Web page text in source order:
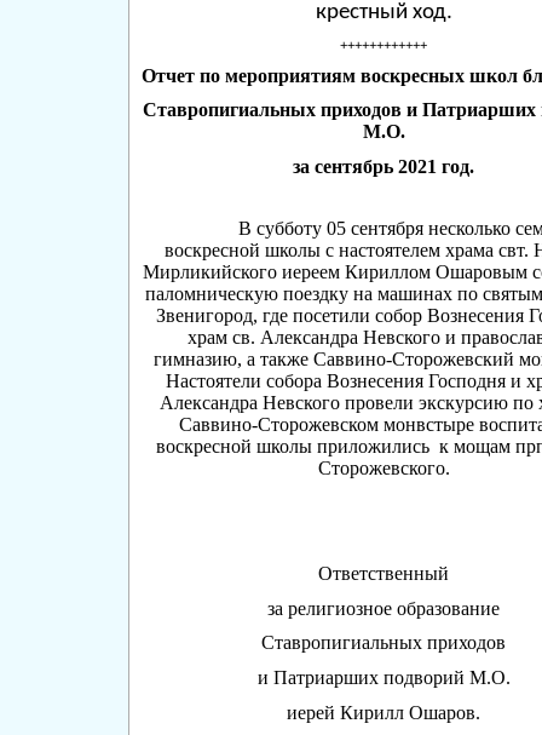
крестный ход.
++++++++++++
Отчет по мероприятиям воскресных школ
Ставропигиальных приходов и Патриарших
М.О.
за сентябрь 2021 год.
В субботу 05 сентября несколько
воскресной школы с настоятелем храма свт.
Мирликийского иереем Кириллом Ошаровым
паломническую поездку на машинах по
Звенигород, где посетили собор Вознесения
храм св. Александра Невского и
гимназию, а также Саввино-Сторожевский
Настоятели собора Вознесения Господня и
Александра Невского провели экскурсию по
Саввино-Сторожевском монвстыре
воскресной школы приложились к мощам
Сторожевского.
Ответственный
за религиозное образование
Ставропигиальных приходов
и Патриарших подворий М.О.
иерей Кирилл Ошаров.